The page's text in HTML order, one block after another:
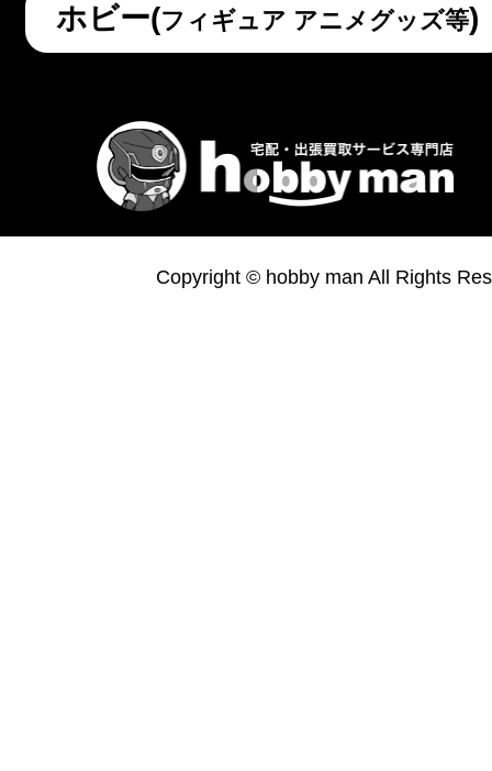
ホビー(フィギュア アニメグッズ等)
Copyright © hobby man All Rights